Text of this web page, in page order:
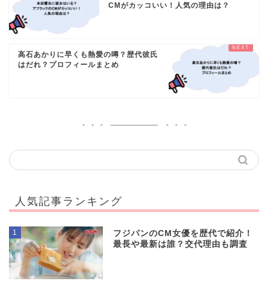
CMがカッコいい！人気の理由は？
高石あかりに早くも熱愛の噂？歴代彼氏
はだれ？プロフィールまとめ
人気記事ランキング
1
フジパンのCM女優を歴代で紹介！
最長や最新は誰？交代理由も調査